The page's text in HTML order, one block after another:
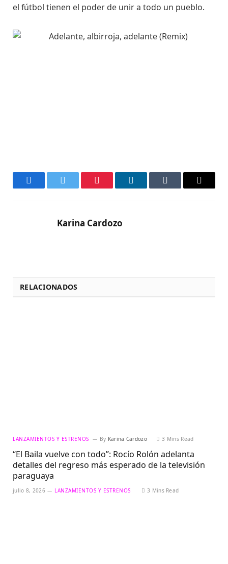
el fútbol tienen el poder de unir a todo un pueblo.
FacebookTwitter Pinterest LinkedInTumblr Email
Karina Cardozo
RELACIONADOS
LANZAMIENTOS Y ESTRENOS By Karina Cardozo 3 Mins Read
“El Baila vuelve con todo”: Rocío Rolón adelanta
detalles del regreso más esperado de la televisión
paraguaya
julio 8, 2026 LANZAMIENTOS Y ESTRENOS 3 Mins Read